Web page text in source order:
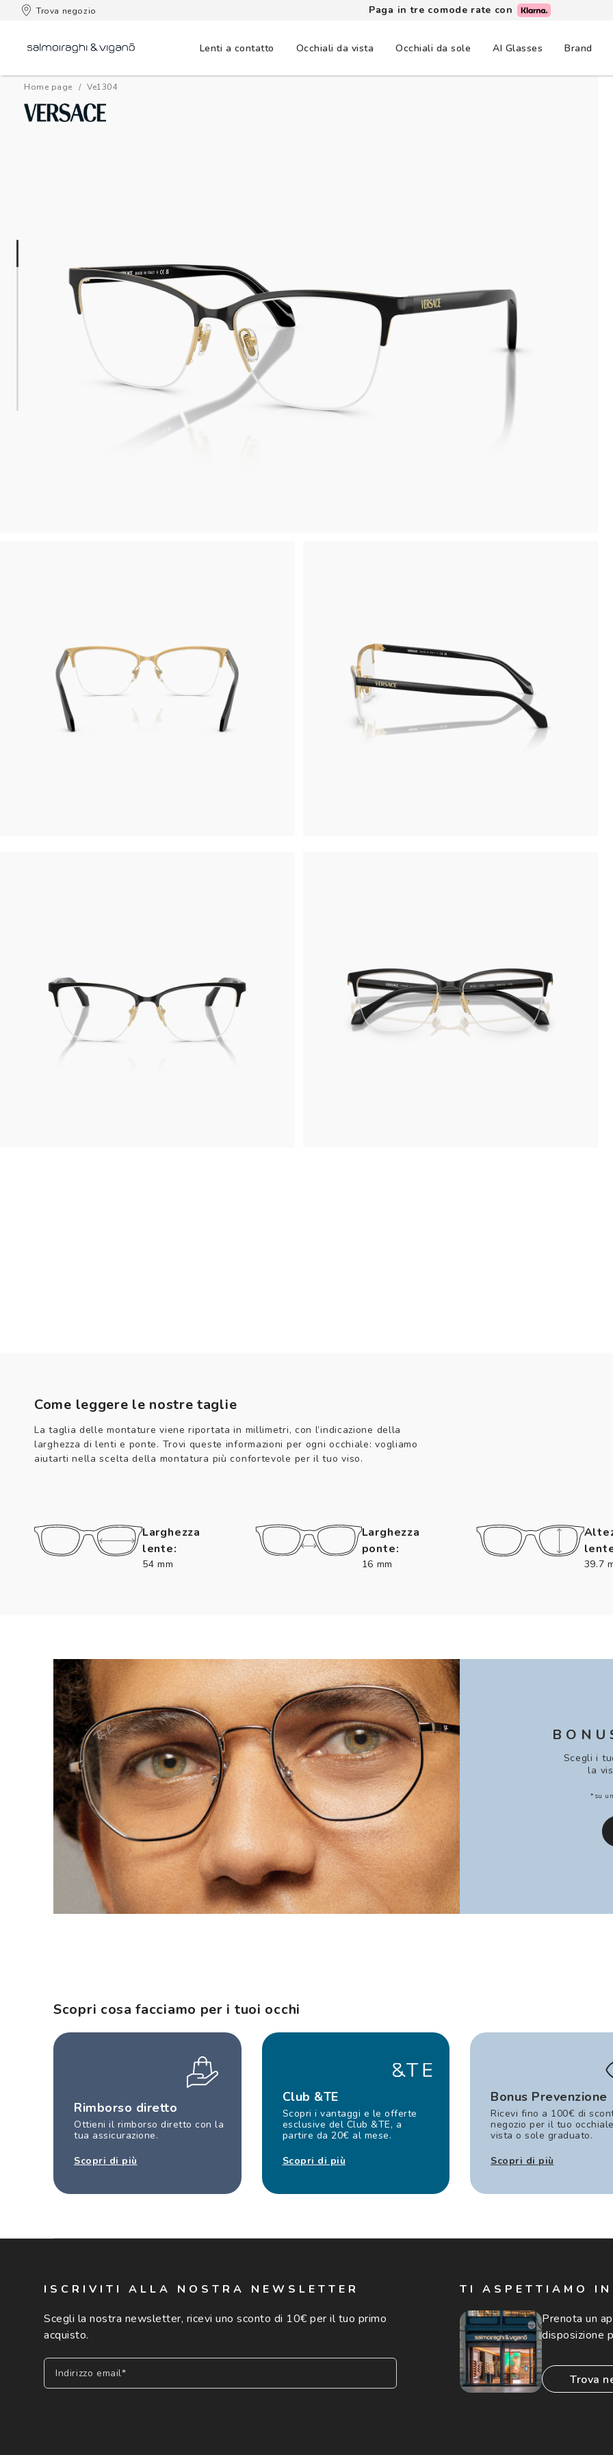
Trova negozio Paga in tre comode rate con
Lenti a contatto Occhiali da vista Occhiali da sole AI Glasses Brand
Home page ve1304
Spedizione sicura e gratuita, senza spesa minima
Come leggere le nostre taglie
La taglia delle montature viene riportata in millimetri, con l’indicazione della
larghezza di lenti e ponte. Trovi queste informazioni per ogni occhiale: vogliamo
aiutarti nella scelta della montatura più confortevole per il tuo viso.
Larghezza
lente:
54 mm
Larghezza
ponte:
16 mm 39.7
Scegli i
la
*su
Scopri cosa facciamo per i tuoi occhi
Rimborso diretto
Ottieni il rimborso diretto con la
tua assicurazione.
Scopri di più
Club &TE
Scopri i vantaggi e le offerte
esclusive del Club &TE, a
partire da 20€ al mese.
Scopri di più
Bonus Prevenzione
Ricevi fino a 100€ di
negozio per il tuo
vista o sole graduato.
Scopri di più
ISCRIVITI ALLA NOSTRA NEWSLETTER
Scegli la nostra newsletter, ricevi uno sconto di 10€ per il tuo primo
acquisto.
Indirizzo email*
TI ASPETTIAMO
Prenota un
disposizione
trova